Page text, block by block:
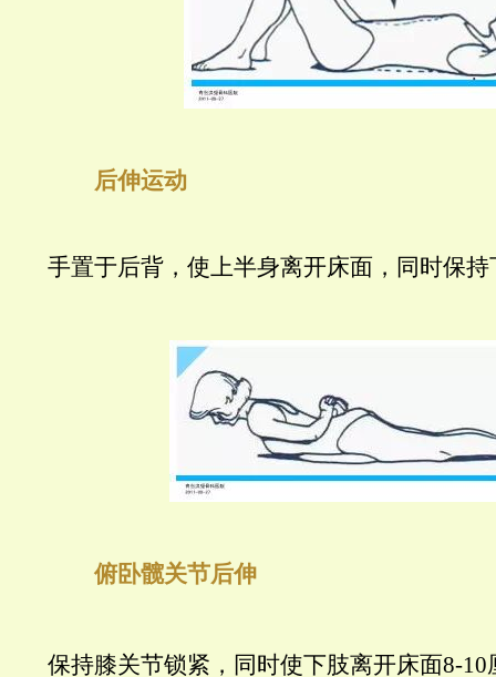
后伸运动
手置于后背，使上半身离开床面，同时保持
俯卧髋关节后伸
保持膝关节锁紧，同时使下肢离开床面8-10